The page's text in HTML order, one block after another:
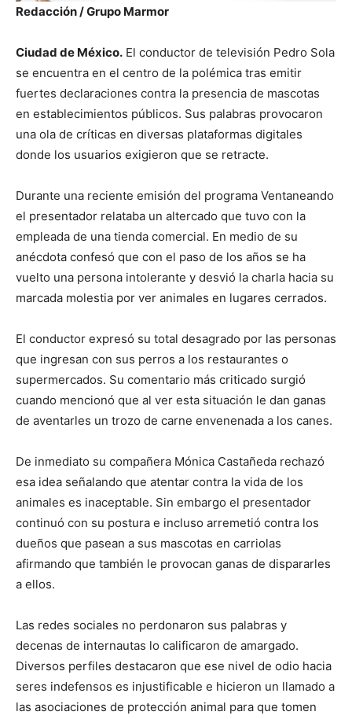
Redacción / Grupo Marmor
Ciudad de México. El conductor de televisión Pedro Sola
se encuentra en el centro de la polémica tras emitir
fuertes declaraciones contra la presencia de mascotas
en establecimientos públicos. Sus palabras provocaron
una ola de críticas en diversas plataformas digitales
donde los usuarios exigieron que se retracte.
Durante una reciente emisión del programa Ventaneando
el presentador relataba un altercado que tuvo con la
empleada de una tienda comercial. En medio de su
anécdota confesó que con el paso de los años se ha
vuelto una persona intolerante y desvió la charla hacia su
marcada molestia por ver animales en lugares cerrados.
El conductor expresó su total desagrado por las personas
que ingresan con sus perros a los restaurantes o
supermercados. Su comentario más criticado surgió
cuando mencionó que al ver esta situación le dan ganas
de aventarles un trozo de carne envenenada a los canes.
De inmediato su compañera Mónica Castañeda rechazó
esa idea señalando que atentar contra la vida de los
animales es inaceptable. Sin embargo el presentador
continuó con su postura e incluso arremetió contra los
dueños que pasean a sus mascotas en carriolas
afirmando que también le provocan ganas de dispararles
a ellos.
Las redes sociales no perdonaron sus palabras y
decenas de internautas lo calificaron de amargado.
Diversos perfiles destacaron que ese nivel de odio hacia
seres indefensos es injustificable e hicieron un llamado a
las asociaciones de protección animal para que tomen